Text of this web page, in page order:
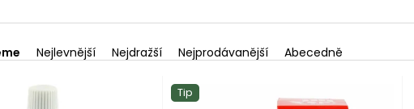
Nejlevnější Nejdražší Nejprodávanější Abecedně
Tip